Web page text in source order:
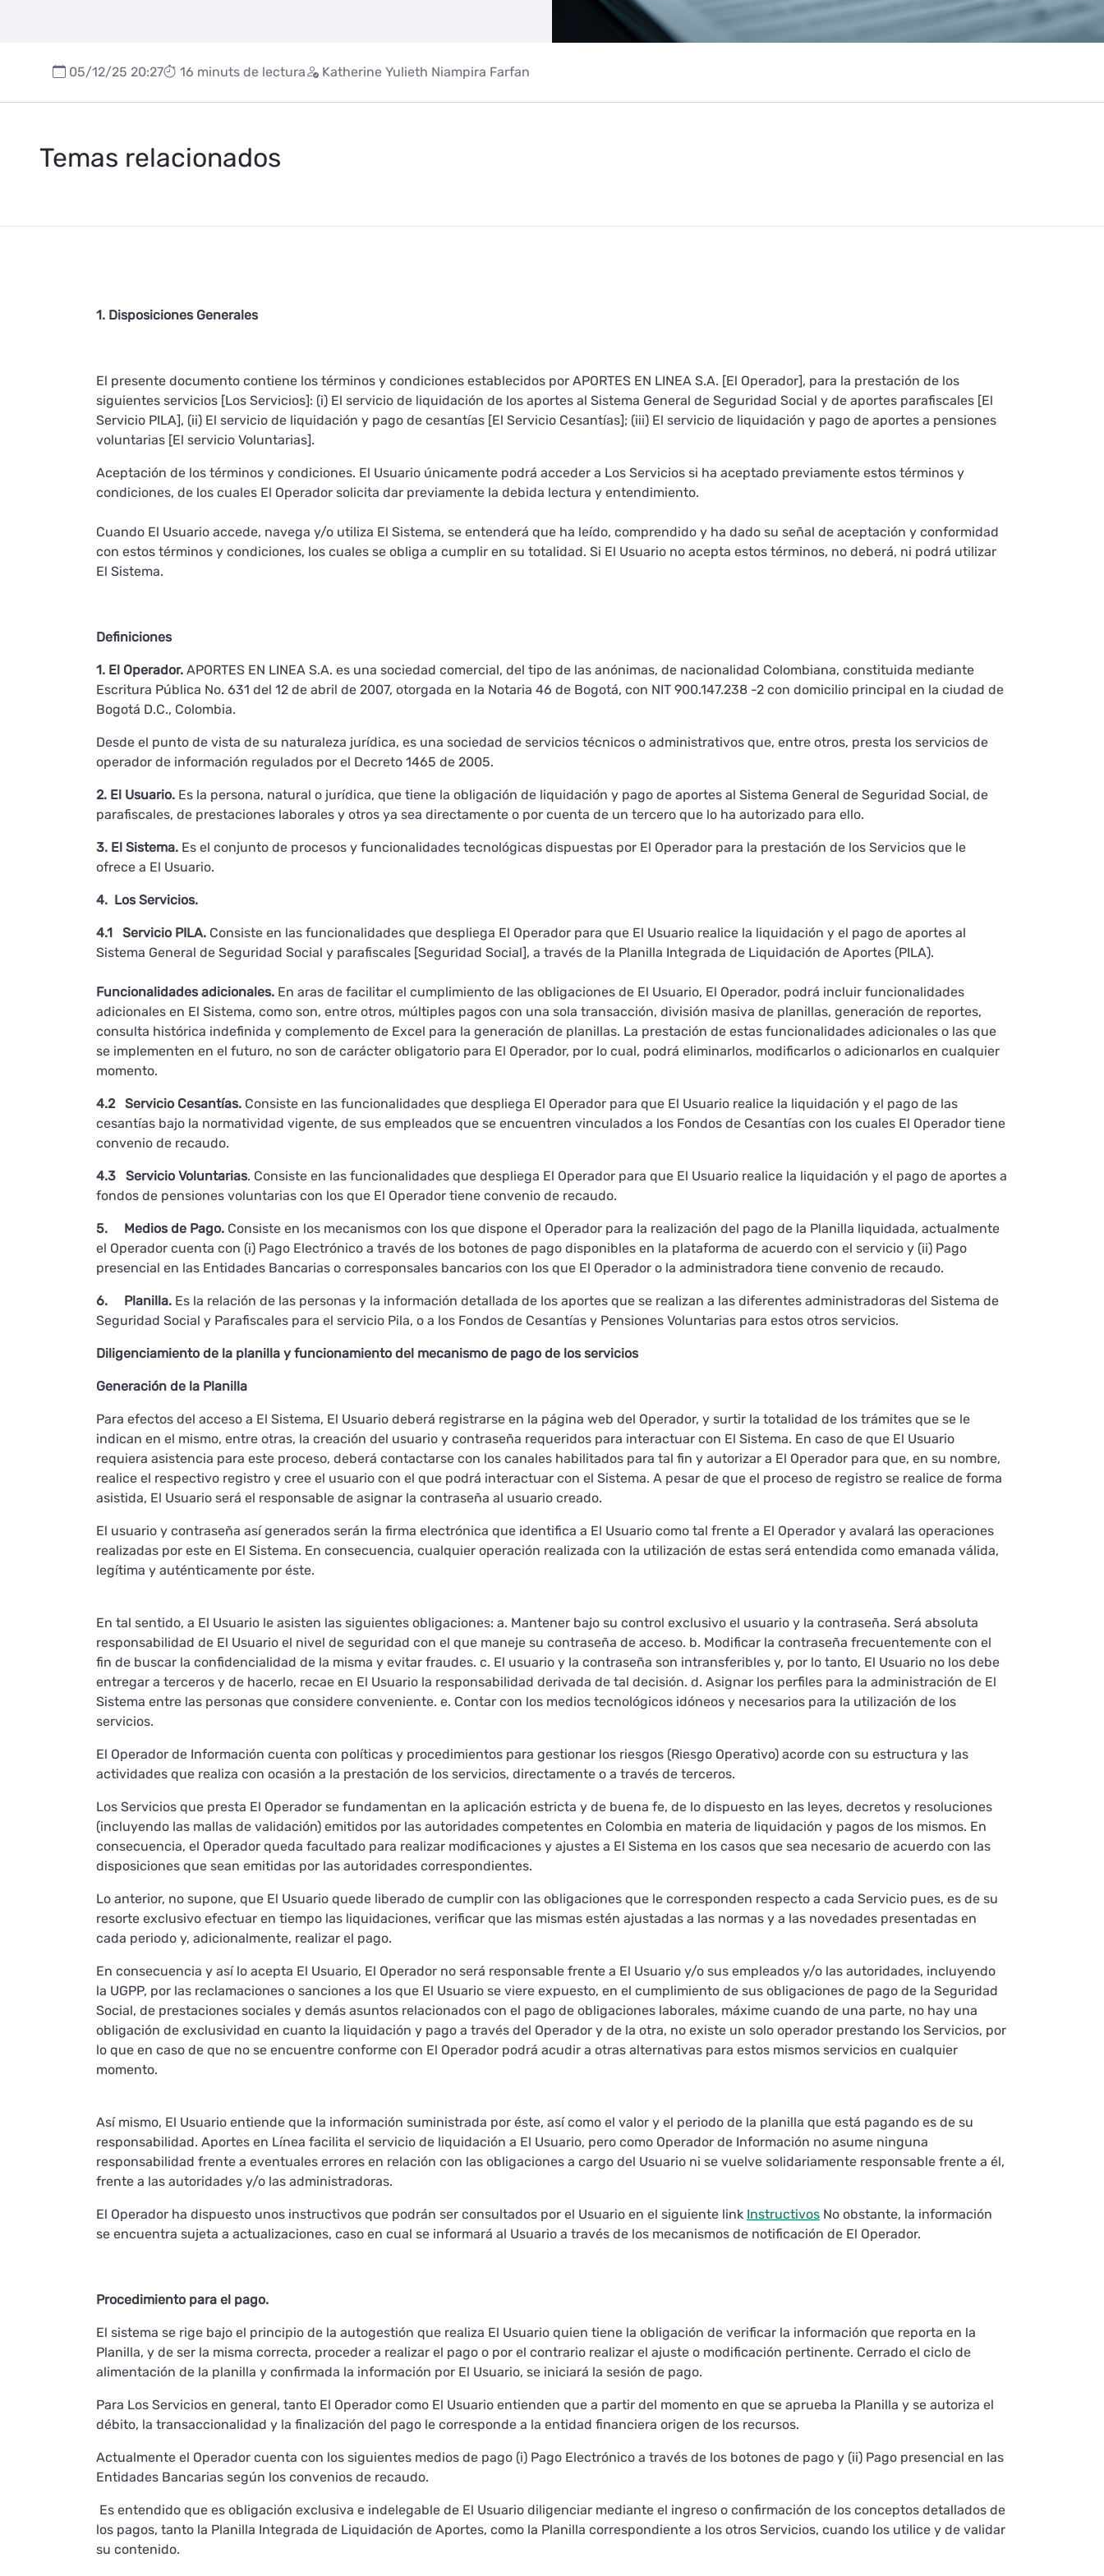
05/12/25 20:27 16 minuts de lectura Katherine Yulieth Niampira Farfan
Temas relacionados
1. Disposiciones Generales
El presente documento contiene los términos y condiciones establecidos por APORTES EN LINEA S.A. [El Operador], para la prestación de los
siguientes servicios [Los Servicios]: (i) El servicio de liquidación de los aportes al Sistema General de Seguridad Social y de aportes parafiscales [El
Servicio PILA], (ii) El servicio de liquidación y pago de cesantías [El Servicio Cesantías]; (iii) El servicio de liquidación y pago de aportes a pensiones
voluntarias [El servicio Voluntarias].
Aceptación de los términos y condiciones. El Usuario únicamente podrá acceder a Los Servicios si ha aceptado previamente estos términos y
condiciones, de los cuales El Operador solicita dar previamente la debida lectura y entendimiento.
Cuando El Usuario accede, navega y/o utiliza El Sistema, se entenderá que ha leído, comprendido y ha dado su señal de aceptación y conformidad
con estos términos y condiciones, los cuales se obliga a cumplir en su totalidad. Si El Usuario no acepta estos términos, no deberá, ni podrá utilizar
El Sistema.
Definiciones
1. El Operador. APORTES EN LINEA S.A. es una sociedad comercial, del tipo de las anónimas, de nacionalidad Colombiana, constituida mediante
Escritura Pública No. 631 del 12 de abril de 2007, otorgada en la Notaria 46 de Bogotá, con NIT 900.147.238 -2 con domicilio principal en la ciudad de
Bogotá D.C., Colombia.
Desde el punto de vista de su naturaleza jurídica, es una sociedad de servicios técnicos o administrativos que, entre otros, presta los servicios de
operador de información regulados por el Decreto 1465 de 2005.
2. El Usuario. Es la persona, natural o jurídica, que tiene la obligación de liquidación y pago de aportes al Sistema General de Seguridad Social, de
parafiscales, de prestaciones laborales y otros ya sea directamente o por cuenta de un tercero que lo ha autorizado para ello.
3. El Sistema. Es el conjunto de procesos y funcionalidades tecnológicas dispuestas por El Operador para la prestación de los Servicios que le
ofrece a El Usuario.
4. Los Servicios.
4.1 Servicio PILA. Consiste en las funcionalidades que despliega El Operador para que El Usuario realice la liquidación y el pago de aportes al
Sistema General de Seguridad Social y parafiscales [Seguridad Social], a través de la Planilla Integrada de Liquidación de Aportes (PILA).
Funcionalidades adicionales. En aras de facilitar el cumplimiento de las obligaciones de El Usuario, El Operador, podrá incluir funcionalidades
adicionales en El Sistema, como son, entre otros, múltiples pagos con una sola transacción, división masiva de planillas, generación de reportes,
consulta histórica indefinida y complemento de Excel para la generación de planillas. La prestación de estas funcionalidades adicionales o las que
se implementen en el futuro, no son de carácter obligatorio para El Operador, por lo cual, podrá eliminarlos, modificarlos o adicionarlos en cualquier
momento.
4.2 Servicio Cesantías. Consiste en las funcionalidades que despliega El Operador para que El Usuario realice la liquidación y el pago de las
cesantías bajo la normatividad vigente, de sus empleados que se encuentren vinculados a los Fondos de Cesantías con los cuales El Operador tiene
convenio de recaudo.
4.3 Servicio Voluntarias. Consiste en las funcionalidades que despliega El Operador para que El Usuario realice la liquidación y el pago de aportes a
fondos de pensiones voluntarias con los que El Operador tiene convenio de recaudo.
5. Medios de Pago. Consiste en los mecanismos con los que dispone el Operador para la realización del pago de la Planilla liquidada, actualmente
el Operador cuenta con (i) Pago Electrónico a través de los botones de pago disponibles en la plataforma de acuerdo con el servicio y (ii) Pago
presencial en las Entidades Bancarias o corresponsales bancarios con los que El Operador o la administradora tiene convenio de recaudo.
6. Planilla. Es la relación de las personas y la información detallada de los aportes que se realizan a las diferentes administradoras del Sistema de
Seguridad Social y Parafiscales para el servicio Pila, o a los Fondos de Cesantías y Pensiones Voluntarias para estos otros servicios.
Diligenciamiento de la planilla y funcionamiento del mecanismo de pago de los servicios
Generación de la Planilla
Para efectos del acceso a El Sistema, El Usuario deberá registrarse en la página web del Operador, y surtir la totalidad de los trámites que se le
indican en el mismo, entre otras, la creación del usuario y contraseña requeridos para interactuar con El Sistema. En caso de que El Usuario
requiera asistencia para este proceso, deberá contactarse con los canales habilitados para tal fin y autorizar a El Operador para que, en su nombre,
realice el respectivo registro y cree el usuario con el que podrá interactuar con el Sistema. A pesar de que el proceso de registro se realice de forma
asistida, El Usuario será el responsable de asignar la contraseña al usuario creado.
El usuario y contraseña así generados serán la firma electrónica que identifica a El Usuario como tal frente a El Operador y avalará las operaciones
realizadas por este en El Sistema. En consecuencia, cualquier operación realizada con la utilización de estas será entendida como emanada válida,
legítima y auténticamente por éste.
En tal sentido, a El Usuario le asisten las siguientes obligaciones: a. Mantener bajo su control exclusivo el usuario y la contraseña. Será absoluta
responsabilidad de El Usuario el nivel de seguridad con el que maneje su contraseña de acceso. b. Modificar la contraseña frecuentemente con el
fin de buscar la confidencialidad de la misma y evitar fraudes. c. El usuario y la contraseña son intransferibles y, por lo tanto, El Usuario no los debe
entregar a terceros y de hacerlo, recae en El Usuario la responsabilidad derivada de tal decisión. d. Asignar los perfiles para la administración de El
Sistema entre las personas que considere conveniente. e. Contar con los medios tecnológicos idóneos y necesarios para la utilización de los
servicios.
El Operador de Información cuenta con políticas y procedimientos para gestionar los riesgos (Riesgo Operativo) acorde con su estructura y las
actividades que realiza con ocasión a la prestación de los servicios, directamente o a través de terceros.
Los Servicios que presta El Operador se fundamentan en la aplicación estricta y de buena fe, de lo dispuesto en las leyes, decretos y resoluciones
(incluyendo las mallas de validación) emitidos por las autoridades competentes en Colombia en materia de liquidación y pagos de los mismos. En
consecuencia, el Operador queda facultado para realizar modificaciones y ajustes a El Sistema en los casos que sea necesario de acuerdo con las
disposiciones que sean emitidas por las autoridades correspondientes.
Lo anterior, no supone, que El Usuario quede liberado de cumplir con las obligaciones que le corresponden respecto a cada Servicio pues, es de su
resorte exclusivo efectuar en tiempo las liquidaciones, verificar que las mismas estén ajustadas a las normas y a las novedades presentadas en
cada periodo y, adicionalmente, realizar el pago.
En consecuencia y así lo acepta El Usuario, El Operador no será responsable frente a El Usuario y/o sus empleados y/o las autoridades, incluyendo
la UGPP, por las reclamaciones o sanciones a los que El Usuario se viere expuesto, en el cumplimiento de sus obligaciones de pago de la Seguridad
Social, de prestaciones sociales y demás asuntos relacionados con el pago de obligaciones laborales, máxime cuando de una parte, no hay una
obligación de exclusividad en cuanto la liquidación y pago a través del Operador y de la otra, no existe un solo operador prestando los Servicios, por
lo que en caso de que no se encuentre conforme con El Operador podrá acudir a otras alternativas para estos mismos servicios en cualquier
momento.
Así mismo, El Usuario entiende que la información suministrada por éste, así como el valor y el periodo de la planilla que está pagando es de su
responsabilidad. Aportes en Línea facilita el servicio de liquidación a El Usuario, pero como Operador de Información no asume ninguna
responsabilidad frente a eventuales errores en relación con las obligaciones a cargo del Usuario ni se vuelve solidariamente responsable frente a él,
frente a las autoridades y/o las administradoras.
El Operador ha dispuesto unos instructivos que podrán ser consultados por el Usuario en el siguiente link Instructivos No obstante, la información
se encuentra sujeta a actualizaciones, caso en cual se informará al Usuario a través de los mecanismos de notificación de El Operador.
Procedimiento para el pago.
El sistema se rige bajo el principio de la autogestión que realiza El Usuario quien tiene la obligación de verificar la información que reporta en la
Planilla, y de ser la misma correcta, proceder a realizar el pago o por el contrario realizar el ajuste o modificación pertinente. Cerrado el ciclo de
alimentación de la planilla y confirmada la información por El Usuario, se iniciará la sesión de pago.
Para Los Servicios en general, tanto El Operador como El Usuario entienden que a partir del momento en que se aprueba la Planilla y se autoriza el
débito, la transaccionalidad y la finalización del pago le corresponde a la entidad financiera origen de los recursos.
Actualmente el Operador cuenta con los siguientes medios de pago (i) Pago Electrónico a través de los botones de pago y (ii) Pago presencial en las
Entidades Bancarias según los convenios de recaudo.
Es entendido que es obligación exclusiva e indelegable de El Usuario diligenciar mediante el ingreso o confirmación de los conceptos detallados de
los pagos, tanto la Planilla Integrada de Liquidación de Aportes, como la Planilla correspondiente a los otros Servicios, cuando los utilice y de validar
su contenido.